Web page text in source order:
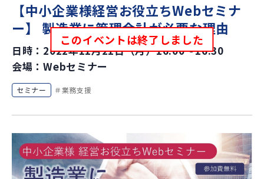
【中小企業様経営お役立ちWebセミナ
ー】 製造業に管理会計が必要な理由
このイベントは終了しました
日時：2022年11月21日（月）16:00～16:30
会場：Webセミナー
セミナー 業務支援